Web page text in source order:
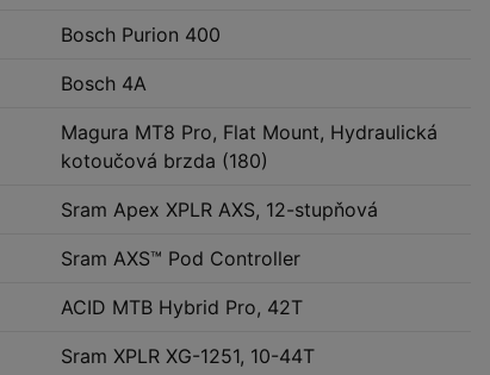
Bosch Purion 400
Bosch 4A
Magura MT8 Pro, Flat Mount, Hydraulická
kotoučová brzda (180)
Sram Apex XPLR AXS, 12-stupňová
Sram AXS™ Pod Controller
ACID MTB Hybrid Pro, 42T
Sram XPLR XG-1251, 10-44T